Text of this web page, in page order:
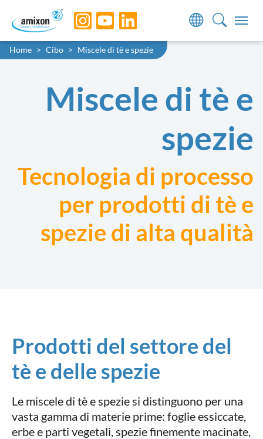
Skip to main navigation
Skip to main content
Skip to page footer
You are here:
Home Cibo Miscele di tè e spezie
Miscele di tè e
spezie
Tecnologia di processo
per prodotti di tè e
spezie di alta qualità
Prodotti del settore del
tè e delle spezie
Le miscele di tè e spezie si distinguono per una
vasta gamma di materie prime: foglie essiccate,
erbe e parti vegetali, spezie finemente macinate,